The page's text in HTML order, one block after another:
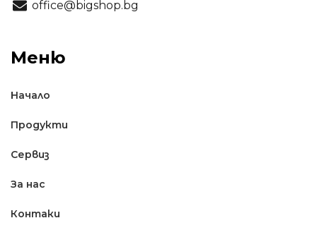
office@bigshop.bg
Меню
Начало
Продукти
Сервиз
За нас
Контаки